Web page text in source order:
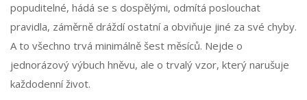
popuditelné, hádá se s dospělými, odmítá poslouchat
pravidla, záměrně dráždí ostatní a obviňuje jiné za své chyby.
A to všechno trvá minimálně šest měsíců. Nejde o
jednorázový výbuch hněvu, ale o trvalý vzor, který narušuje
každodenní život.